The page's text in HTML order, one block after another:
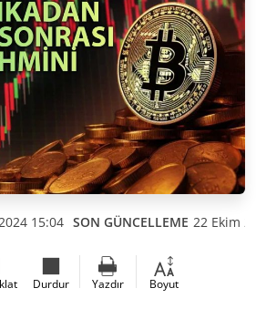
15:04 SON GÜNCELLEME 22 Ekim
Durdur Yazdır Boyut